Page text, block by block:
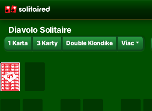
Diavolo Solitaire
1 Karta 3 Karty Double Klondike Viac